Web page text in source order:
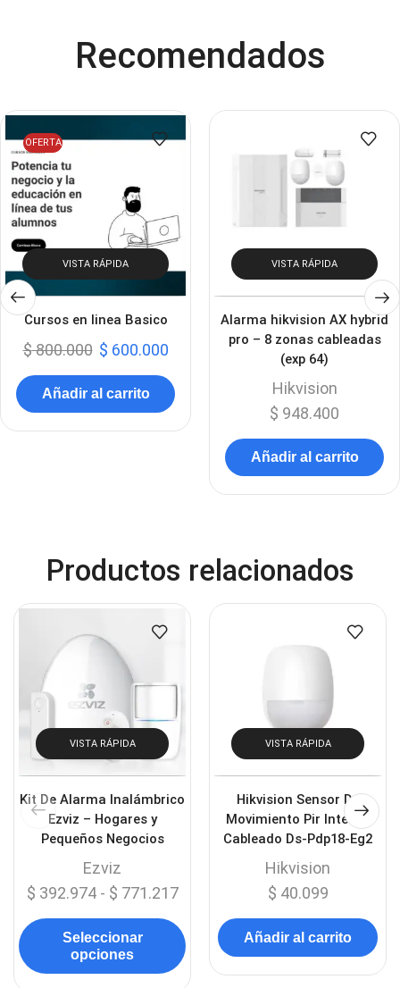
Recomendados
OFERTA
VISTA RÁPIDA
Cursos en linea Basico
$800.000 $ 600.000
Añadir al carrito
VISTA RÁPIDA
Alarma hikvision AX hybrid
pro – 8 zonas cableadas
(exp 64)
Hikvision
$ 948.400
Añadir al carrito
Productos relacionados
VISTA RÁPIDA
Kit De Alarma Inalámbrico
Ezviz – Hogares y
Pequeños Negocios
Ezviz
$ 392.974 - $ 771.217
Seleccionar
opciones
VISTA RÁPIDA
Hikvision Sensor De
Movimiento Pir Interno
Cableado Ds-Pdp18-Eg2
Hikvision
$ 40.099
Añadir al carrito